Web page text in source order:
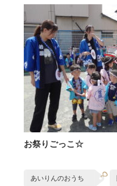
お祭りごっこ☆
あいりんのおうち